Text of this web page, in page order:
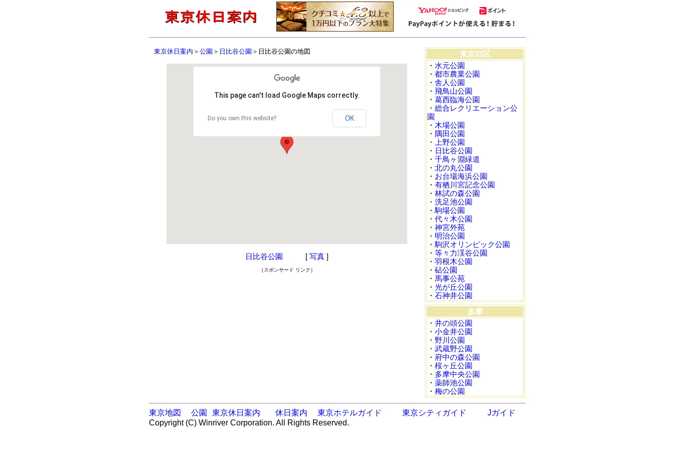
東京休日案内 ＞ 公園 ＞ 日比谷公園 ＞日比谷公園の地図
This page can't load Google Maps correctly.
Do you own this website? OK
日比谷公園 [ 写真 ]
［スポンサード リンク］
東京23区
・ 水元公園
・ 都市農業公園
・ 舎人公園
・ 飛鳥山公園
・ 葛西臨海公園
・ 総合レクリエーション公
園
・ 木場公園
・ 隅田公園
・
上野公園
・ 日比谷公園
・ 千鳥ヶ淵緑道
・ 北の丸公園
・ お台場海浜公園
・ 有栖川宮記念公園
・ 林試の森公園
・ 洗足池公園
・ 駒場公園
・ 代々木公園
・ 神宮外苑
・ 明治公園
・ 駒沢オリンピック公園
・ 等々力渓谷公園
・ 羽根木公園
・ 砧公園
・ 馬事公苑
・ 光が丘公園
・ 石神井公園
多摩
・ 井の頭公園
・ 小金井公園
・ 野川公園
・ 武蔵野公園
・ 府中の森公園
・ 桜ヶ丘公園
・ 多摩中央公園
・ 薬師池公園
・ 梅の公園
東京地図 公園 東京休日案内 休日案内 東京ホテルガイド 東京シティガイド
Jガイド
Copyright (C) Winriver Corporation. All Rights Reserved.